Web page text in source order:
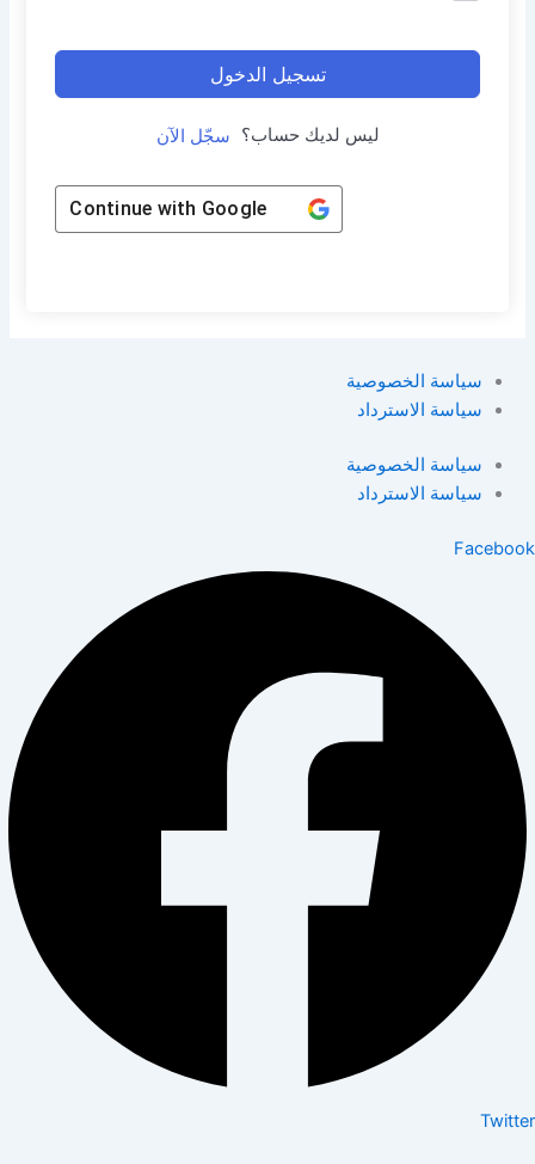
تسجيل الدخول
ليس لديك حساب؟ سجّل الآن
Continue with Google
سياسة الخصوصية
سياسة الاسترداد
سياسة الخصوصية
سياسة الاسترداد
Facebook
Twitter